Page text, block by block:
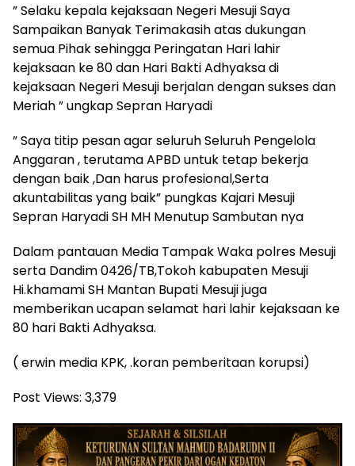
” Selaku kepala kejaksaan Negeri Mesuji Saya
Sampaikan Banyak Terimakasih atas dukungan
semua Pihak sehingga Peringatan Hari lahir
kejaksaan ke 80 dan Hari Bakti Adhyaksa di
kejaksaan Negeri Mesuji berjalan dengan sukses dan
Meriah ” ungkap Sepran Haryadi
” Saya titip pesan agar seluruh Seluruh Pengelola
Anggaran , terutama APBD untuk tetap bekerja
dengan baik ,Dan harus profesional,Serta
akuntabilitas yang baik” pungkas Kajari Mesuji
Sepran Haryadi SH MH Menutup Sambutan nya
Dalam pantauan Media Tampak Waka polres Mesuji
serta Dandim 0426/TB,Tokoh kabupaten Mesuji
Hi.khamami SH Mantan Bupati Mesuji juga
memberikan ucapan selamat hari lahir kejaksaan ke
80 hari Bakti Adhyaksa.
( erwin media KPK, .koran pemberitaan korupsi)
Post Views: 3,379